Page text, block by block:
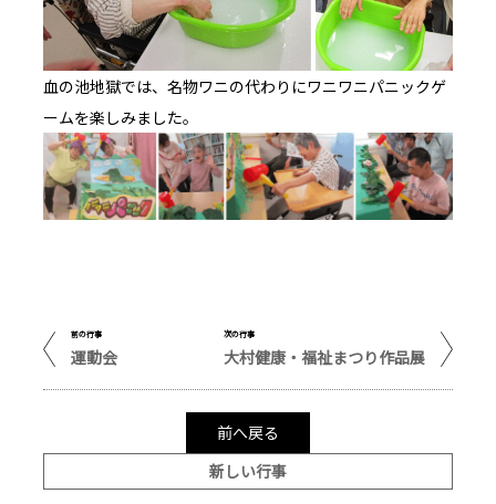
血の池地獄では、名物ワニの代わりにワニワニパニックゲ
ームを楽しみました。
前の行事
運動会
次の行事
大村健康・福祉まつり作品展
前へ戻る
新しい行事